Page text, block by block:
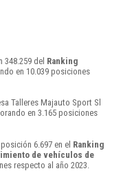
del Ranking
en 10.039 posiciones
Talleres Majauto Sport Sl
en 3.165 posiciones
6.697 en el Ranking
de vehículos de
respecto al año 2023.